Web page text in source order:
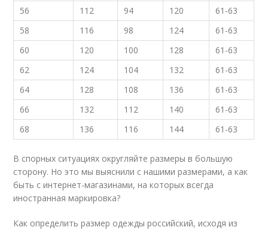
56
112 94 120
61-63
58
116 98 124
61-63
60
120 100 128
61-63
62
124 104 132
61-63
64
128 108 136
61-63
66
132 112 140
61-63
68
136 116 144 61-63
В спорных ситуациях округляйте размеры в большую
сторону. Но это мы выяснили с нашими размерами, а как
быть с интернет-магазинами, на которых всегда
иностранная маркировка?
Как определить размер одежды российский, исходя из